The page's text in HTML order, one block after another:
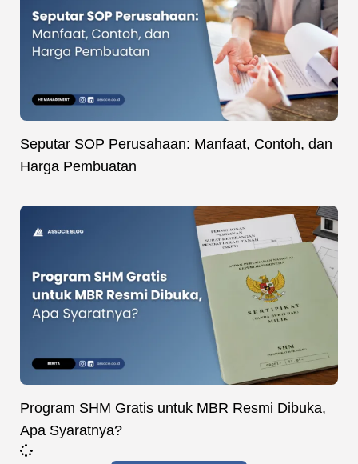
Seputar SOP Perusahaan: Manfaat, Contoh, dan
Harga Pembuatan
Program SHM Gratis untuk MBR Resmi Dibuka,
Apa Syaratnya?